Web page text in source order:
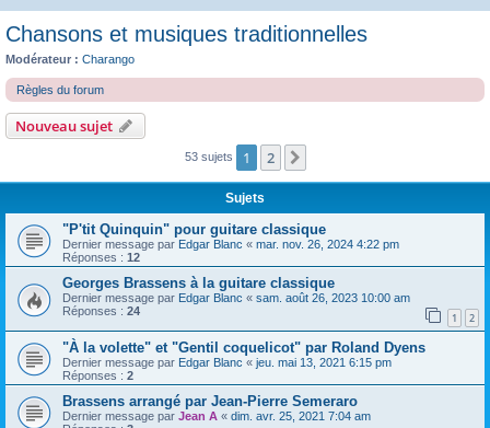
Chansons et musiques traditionnelles
Modérateur : Charango
Règles du forum
Nouveau sujet
53 sujets 1 2
Sujets
"P'tit Quinquin" pour guitare classique
Dernier message par Edgar Blanc « mar. nov. 26, 2024 4:22 pm
Réponses : 12
Georges Brassens à la guitare classique
Dernier message par Edgar Blanc « sam. août 26, 2023 10:00 am
Réponses : 24 1 2
"À la volette" et "Gentil coquelicot" par Roland Dyens
Dernier message par Edgar Blanc « jeu. mai 13, 2021 6:15 pm
Réponses : 2
Brassens arrangé par Jean-Pierre Semeraro
Dernier message par Jean A « dim. avr. 25, 2021 7:04 am